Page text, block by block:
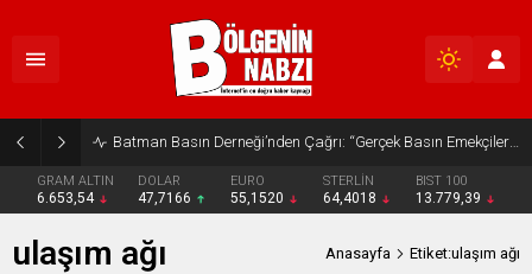
Batman Basın Derneği’nden Çağrı: “Gerçek Basın Emekçileri Desteklenmeli”
GRAM ALTIN
6.653,54
DOLAR
47,7166
EURO
55,1520
STERLİN
64,4018
BIST 100
13.779,39
ulaşım ağı Anasayfa Etiket:ulaşım ağı